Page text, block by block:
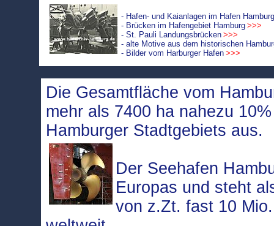
- Hafen- und Kaianlagen im Hafen
- Brücken im Hafengebiet Hamburg >>>
- St. Pauli Landungsbrücken >>>
- alte Motive aus dem historischen
- Bilder vom Harburger Hafen >>>
Die Gesamtfläche vom
mehr als 7400 ha nahezu
Hamburger Stadtgebiets aus.
Der Seehafen
Europas und steht
von z.Zt. fast 10